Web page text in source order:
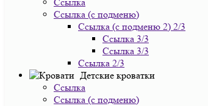
Ссылка (с подменю)
Ссылка (с подменю 2) 2/3
Ссылка 3/3
Ссылка 3/3
Ссылка 2/3
Детские кроватки
Ссылка
Ссылка (с подменю)